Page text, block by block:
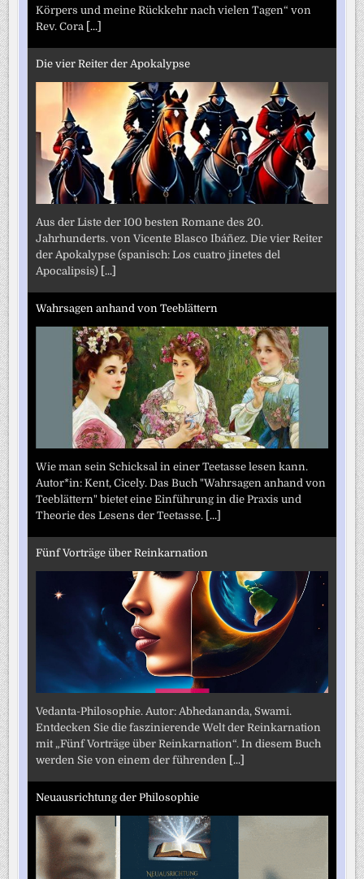
Körpers und meine Rückkehr nach vielen Tagen“ von
Rev. Cora
[...]
Die vier Reiter der Apokalypse
Aus der Liste der 100 besten Romane des 20.
Jahrhunderts. von Vicente Blasco Ibáñez. Die vier Reiter
der Apokalypse (spanisch: Los cuatro jinetes del
Apocalipsis) [...]
Wahrsagen anhand von Teeblättern
Wie man sein Schicksal in einer Teetasse lesen kann.
Autor*in: Kent, Cicely. Das Buch "Wahrsagen anhand von
Teeblättern" bietet eine Einführung in die Praxis und
Theorie des Lesens der Teetasse.
[...]
Fünf Vorträge über Reinkarnation
Vedanta-Philosophie. Autor: Abhedananda, Swami.
Entdecken Sie die faszinierende Welt der Reinkarnation
mit „Fünf Vorträge über Reinkarnation“. In diesem Buch
werden Sie von einem der führenden
[...]
Neuausrichtung der Philosophie